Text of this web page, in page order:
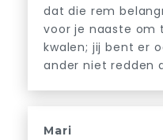
dat die rem
voor je naaste om
kwalen; jij bent er
ander niet redden
Mari